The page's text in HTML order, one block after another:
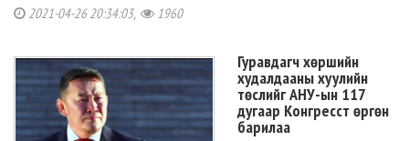
2021-04-26 20:34:03, 1960
Гуравдагч хөршийн
худалдааны хуулийн
төслийг АНУ-ын 117
дугаар Конгресст өргөн
барилаа